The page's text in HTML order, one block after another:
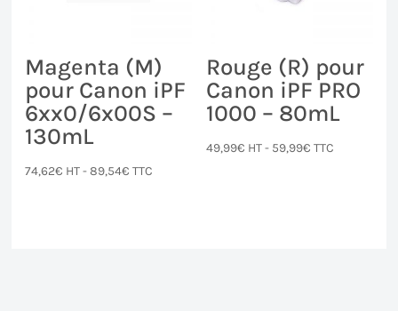
Magenta (M)
pour Canon iPF
6xx0/6x00S –
130mL
74,62€ HT -89,54€ TTC
Rouge (R) pour
Canon iPF PRO
1000 – 80mL
49,99€ HT - 59,99€ TTC